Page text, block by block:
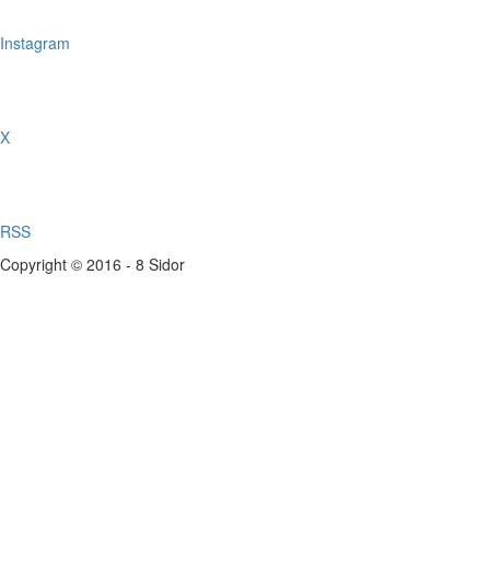
Instagram
X
RSS
Copyright © 2016 - 8 Sidor